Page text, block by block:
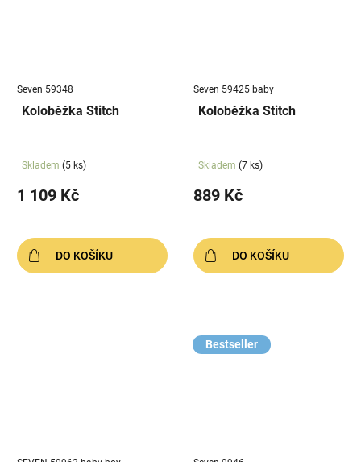
Seven 59348
Koloběžka Stitch
Skladem (5 ks)
1 109 Kč
DO KOŠÍKU
Seven 59425 baby
Koloběžka Stitch
Skladem (7 ks)
889 Kč
DO KOŠÍKU
Bestseller